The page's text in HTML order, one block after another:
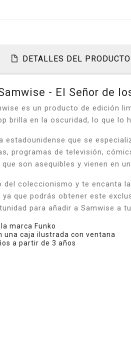
DETALLES DEL PRODUCTO
- El Señor de
es un producto de edición
brilla en la oscuridad, lo que
estadounidense que se
programas de televisión,
son asequibles y vienen en
del coleccionismo y te encanta
ya que podrás obtener este
para añadir a Samwise a
marca Funko
una caja ilustrada con ventana
a partir de 3 años